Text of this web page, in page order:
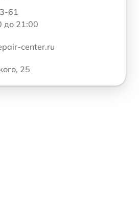
61
до 21:00
center.ru
25